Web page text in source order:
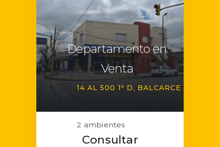
Departamento en
Venta
14 AL 500 1º D BALCARCE
2 ambientes
Consultar